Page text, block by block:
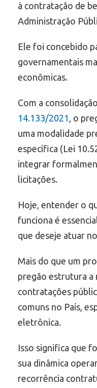
à contratação de
Administração
Ele foi concebido
governamentais
econômicas.
Com a
14.133/2021 , o
uma modalidade
específica (Lei
integrar
licitações.
Hoje, entender o
funciona é
que deseje atuar
Mais do que um
pregão estrutura a
contratações
comuns no País,
eletrônica.
Isso significa que
sua dinâmica
recorrência